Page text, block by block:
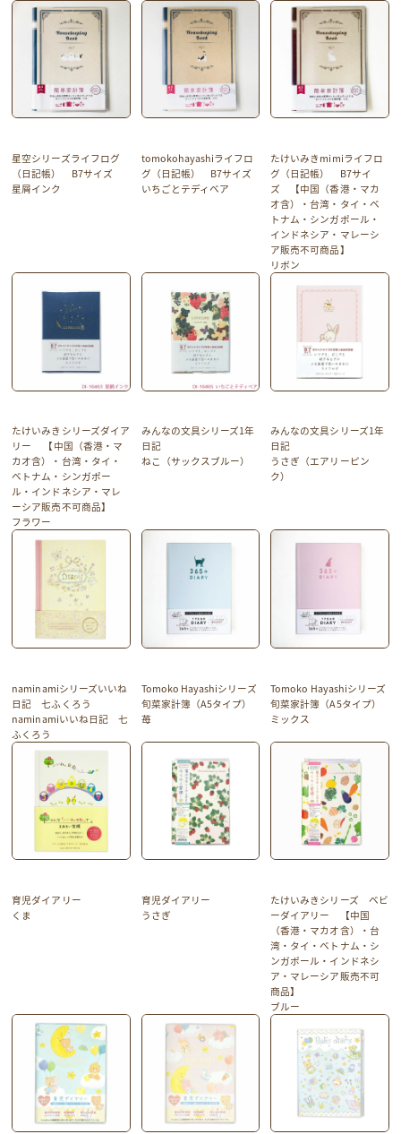
星空シリーズライフログ
（日記帳） B7サイズ
星屑インク
tomokohayashiライフロ
グ（日記帳） B7サイズ
いちごとテディベア
たけいみきmimiライフロ
グ（日記帳） B7サイ
ズ 【中国（香港・マカ
オ含）・台湾・タイ・ベ
トナム・シンガポール・
インドネシア・マレーシ
ア販売不可商品】
リボン
たけいみきシリーズダイア
リー 【中国（香港・マ
カオ含）・台湾・タイ・
ベトナム・シンガポー
ル・インドネシア・マレ
ーシア販売不可商品】
フラワー
みんなの文具シリーズ1年
日記
ねこ（サックスブルー）
みんなの文具シリーズ1年
日記
うさぎ（エアリーピン
ク）
naminamiシリーズいいね
日記 七ふくろう
naminamiいいね日記 七
ふくろう
Tomoko Hayashiシリーズ
旬菜家計簿（A5タイプ）
苺
Tomoko Hayashiシリーズ
旬菜家計簿（A5タイプ）
ミックス
育児ダイアリー
くま
育児ダイアリー
うさぎ
たけいみきシリーズ ベビ
ーダイアリー 【中国
（香港・マカオ含）・台
湾・タイ・ベトナム・シ
ンガポール・インドネシ
ア・マレーシア販売不可
商品】
ブルー